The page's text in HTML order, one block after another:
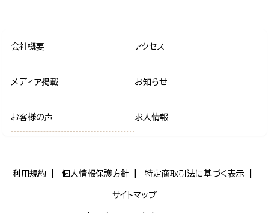
会社概要 アクセス
メディア掲載 お知らせ
お客様の声 求人情報
利用規約 個人情報保護方針 特定商取引法に基づく表示
サイトマップ